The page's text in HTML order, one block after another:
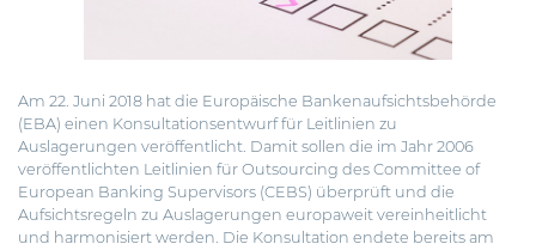
Am 22. Juni 2018 hat die Europäische Bankenaufsichtsbehörde
(EBA) einen Konsultationsentwurf für Leitlinien zu
Auslagerungen veröffentlicht. Damit sollen die im Jahr 2006
veröffentlichten Leitlinien für Outsourcing des Committee of
European Banking Supervisors (CEBS) überprüft und die
Aufsichtsregeln zu Auslagerungen europaweit vereinheitlicht
und harmonisiert werden. Die Konsultation endete bereits am